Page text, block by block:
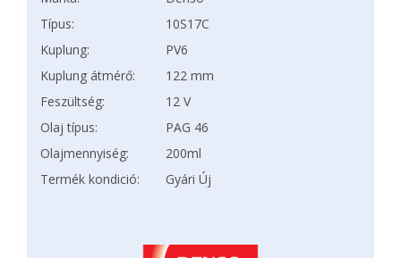
Típus:
10S17C
Kuplung:
PV6
Kuplung átmérő:
122 mm
Feszültség:
12 V
Olaj típus:
PAG 46
Olajmennyiség:
200ml
Termék kondició:
Gyári Új